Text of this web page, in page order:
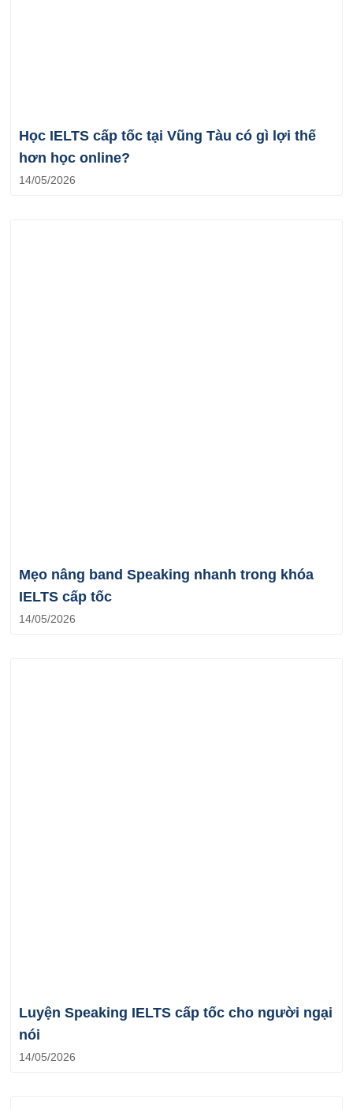
Học IELTS cấp tốc tại Vũng Tàu có gì lợi thế
hơn học online?
14/05/2026
Mẹo nâng band Speaking nhanh trong khóa
IELTS cấp tốc
14/05/2026
Luyện Speaking IELTS cấp tốc cho người ngại
nói
14/05/2026